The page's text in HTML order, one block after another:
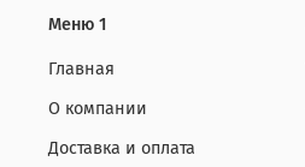
Меню 1
Главная
О компании
Доставка и оплата